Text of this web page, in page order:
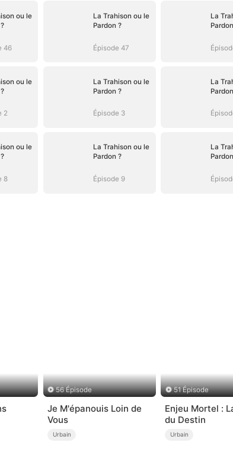
ou le
46
La Trahison ou le
Pardon ?
Épisode 47
La
ou le
2
La Trahison ou le
Pardon ?
Épisode 3
La
ou le
8
La Trahison ou le
Pardon ?
Épisode 9
La
56 Épisode
Je M'épanouis Loin de
Vous
Urbain
51 Épisode
Enjeu Mortel :
du Destin
Urbain